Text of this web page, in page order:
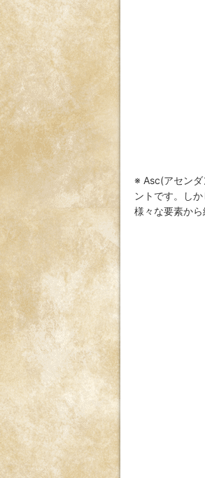
※ Asc(アセンダ
ントです。し
様々な要素か